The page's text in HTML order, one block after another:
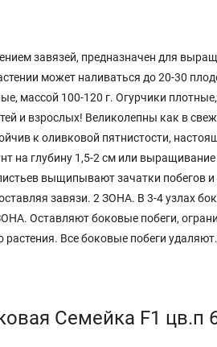
завязей, предназначен для
может наливаться до 20-30
массой 100-120 г. Огурчики
и взрослых! Великолепны как в
к оливковой пятнистости,
на глубину 1,5-2 см или выращивание
выщипывают зачатки побегов и
завязи. 2 ЗОНА. В 3-4 узлах
Оставляют боковые побеги,
Все боковые побеги удаляют.
Семейка F1 цв.п